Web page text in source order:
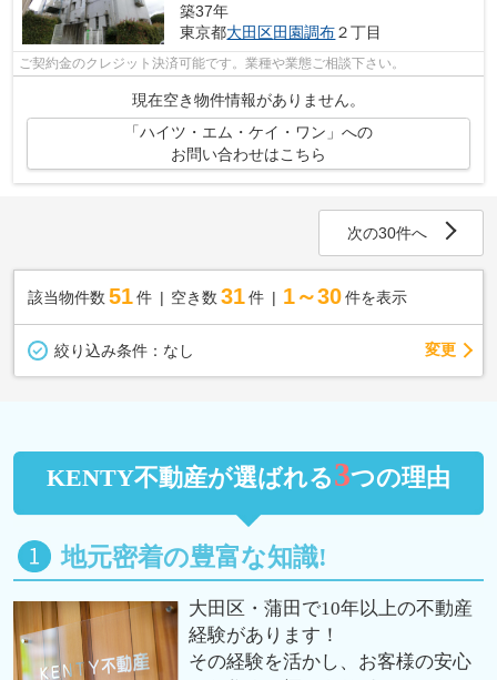
築37年
東京都大田区田園調布２丁目
ご契約金のクレジット決済可能です。業種や業態ご相談下さい。
現在空き物件情報がありません。
「ハイツ・エム・ケイ・ワン」への
お問い合わせはこちら
次の30件へ
該当物件数 51件 空き数 31 件 1～30 件を表示
絞り込み条件： なし 変更
KENTY不動産が選ばれる3つの理由
地元密着の豊富な知識!
大田区・蒲田で10年以上の不動産
経験があります！
その経験を活かし、お客様の安心